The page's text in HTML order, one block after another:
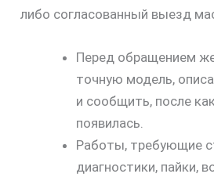
либо согласованный выезд
Перед обращением
точную модель,
и сообщить, после
появилась.
Работы, требующие
диагностики, пайки,